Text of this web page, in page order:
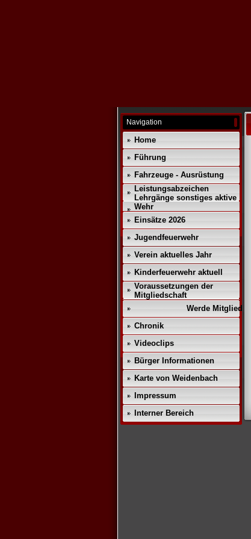
Navigation
Home
Führung
Fahrzeuge - Ausrüstung
Leistungsabzeichen
Lehrgänge sonstiges aktive
Wehr
Einsätze 2026
Jugendfeuerwehr
Verein aktuelles Jahr
Kinderfeuerwehr aktuell
Voraussetzungen der
Mitgliedschaft
Werde Mitglied!!
Chronik
Videoclips
Bürger Informationen
Karte von Weidenbach
Impressum
Interner Bereich